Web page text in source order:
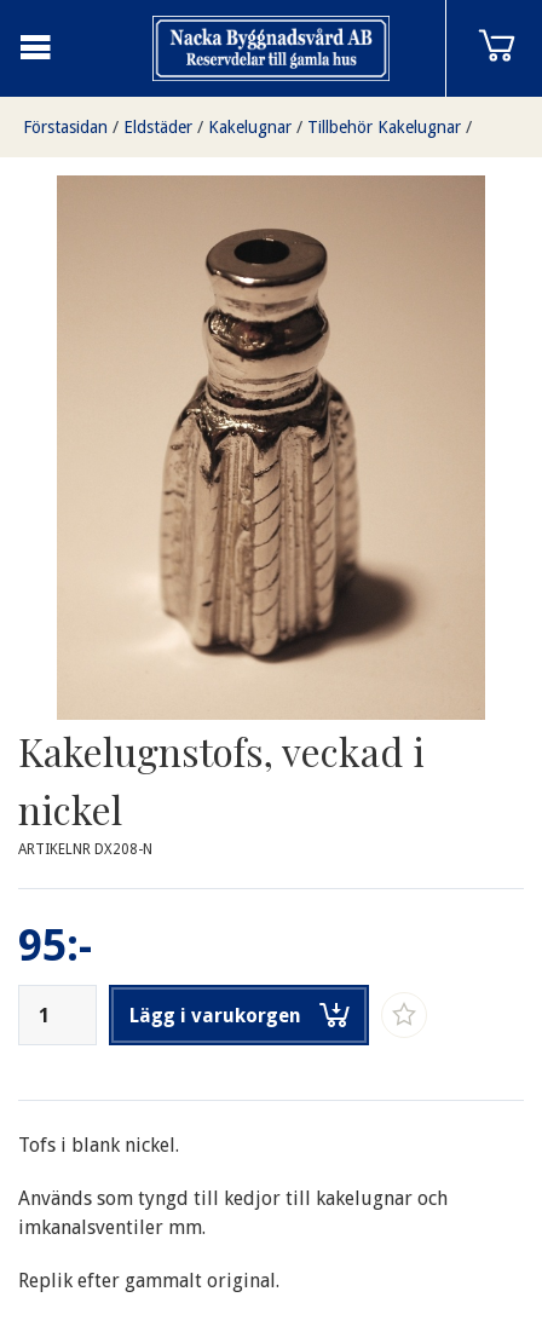
Förstasidan / Eldstäder / Kakelugnar / Tillbehör Kakelugnar /
Kakelugnstofs, veckad i
nickel
ARTIKELNR DX208-N
95:-
Lägg i varukorgen
Tofs i blank nickel.
Används som tyngd till kedjor till kakelugnar och
imkanalsventiler mm.
Replik efter gammalt original.